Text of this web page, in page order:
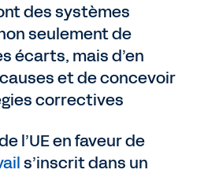
des systèmes
seulement de
écarts, mais d’en
et de concevoir
correctives
l’UE en faveur de
s’inscrit dans un